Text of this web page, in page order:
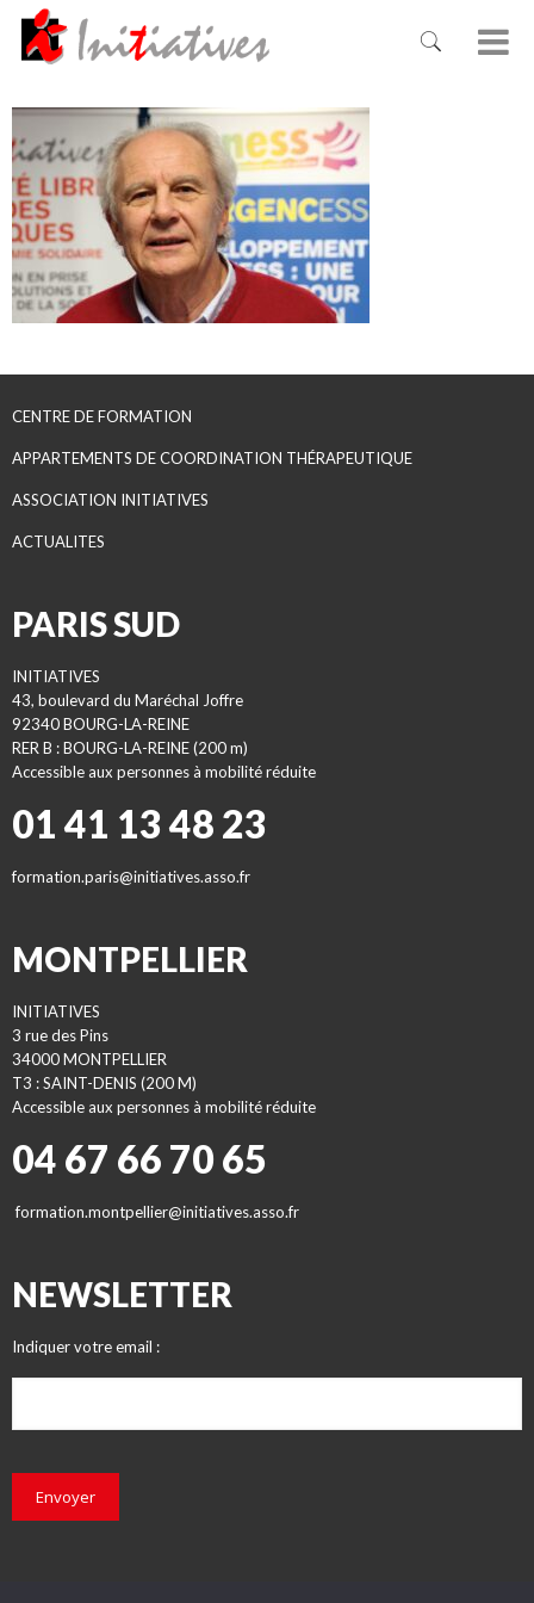
CENTRE DE FORMATION
APPARTEMENTS DE COORDINATION THÉRAPEUTIQUE
ASSOCIATION INITIATIVES
ACTUALITES
PARIS SUD
INITIATIVES
43, boulevard du Maréchal Joffre
92340 BOURG-LA-REINE
RER B : BOURG-LA-REINE (200 m)
Accessible aux personnes à mobilité réduite
01 41 13 48 23
formation.paris@initiatives.asso.fr
MONTPELLIER
INITIATIVES
3 rue des Pins
34000 MONTPELLIER
T3 : SAINT-DENIS (200 M)
Accessible aux personnes à mobilité réduite
04 67 66 70 65
formation.montpellier@initiatives.asso.fr
NEWSLETTER
Indiquer votre email :
Envoyer